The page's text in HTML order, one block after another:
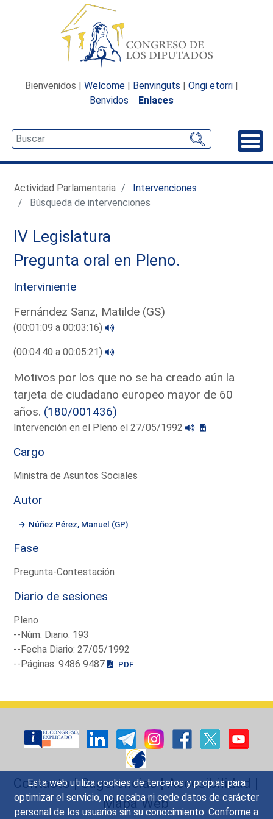
Esta web utiliza cookies de terceros y propias para
optimizar el servicio, no recaba ni cede datos de carácter
personal de los usuarios sin su conocimiento. Conforme a
Bienvenidos | Welcome | Benvinguts | Ongi etorri |
Benvidos
Enlaces
Actividad Parlamentaria
Intervenciones
Búsqueda de intervenciones
IV Legislatura
Pregunta oral en Pleno.
Interviniente
Fernández Sanz, Matilde (GS)
(00:01:09 a 00:03:16)
(00:04:40 a 00:05:21)
Motivos por los que no se ha creado aún la
tarjeta de ciudadano europeo mayor de 60
años. (180/001436)
Intervención en el Pleno el 27/05/1992
Cargo
Ministra de Asuntos Sociales
Autor
Núñez Pérez, Manuel (GP)
Fase
Pregunta-Contestación
Diario de sesiones
Pleno
--Núm. Diario: 193
--Fecha Diario: 27/05/1992
--Páginas: 9486 9487
PDF
Contacto|Sugerencias|Accesibilidad |
Mapa Web